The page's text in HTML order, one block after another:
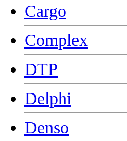
Cargo
Complex
DTP
Delphi
Denso